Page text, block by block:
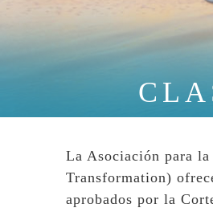
La Asociación para
Transformation)
aprobados por la